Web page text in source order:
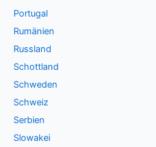
Portugal
Rumänien
Russland
Schottland
Schweden
Schweiz
Serbien
Slowakei